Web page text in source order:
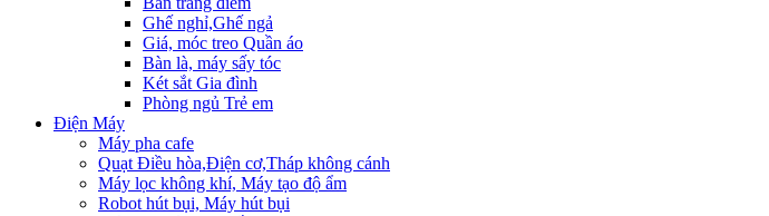
Ghế nghỉ,Ghế ngả
Giá, móc treo Quần áo
Bàn là, máy sấy tóc
Két sắt Gia đình
Phòng ngủ Trẻ em
Điện Máy
Máy pha cafe
Quạt Điều hòa,Điện cơ,Tháp không cánh
Máy lọc không khí, Máy tạo độ ẩm
Robot hút bụi, Máy hút bụi